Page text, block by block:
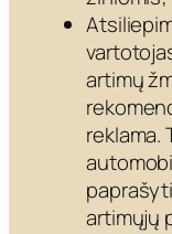
artimų
reklama.
artimųjų